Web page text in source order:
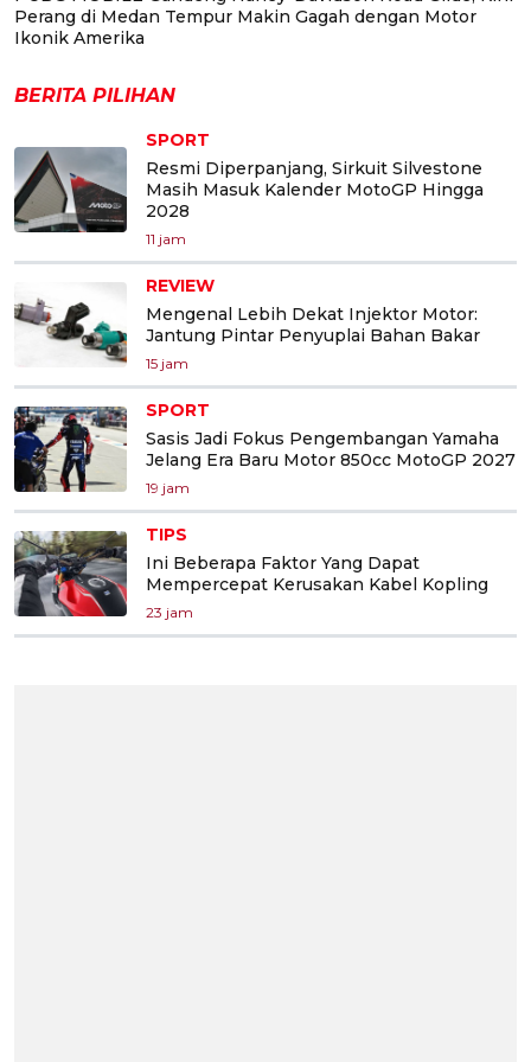
Perang di Medan Tempur Makin Gagah dengan Motor
Ikonik Amerika
BERITA PILIHAN
SPORT
Resmi Diperpanjang, Sirkuit Silvestone
Masih Masuk Kalender MotoGP Hingga
2028
11 jam
REVIEW
Mengenal Lebih Dekat Injektor Motor:
Jantung Pintar Penyuplai Bahan Bakar
15 jam
SPORT
Sasis Jadi Fokus Pengembangan Yamaha
Jelang Era Baru Motor 850cc MotoGP 2027
19 jam
TIPS
Ini Beberapa Faktor Yang Dapat
Mempercepat Kerusakan Kabel Kopling
23 jam